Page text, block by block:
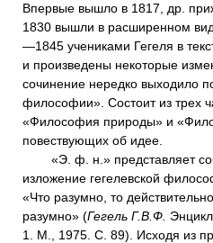
Впервые вышло в 1817, др.
1830 вышли в расширенном
—1845 учениками Гегеля в
и произведены некоторые
сочинение нередко выходило
философии». Состоит из трех
«Философия природы» и
повествующих об идее.
«Э. ф. н.» представляет
изложение гегелевской
«Что разумно, то
разумно» (Гегель Г.В.Ф.
1. М., 1975. С. 89). Исходя из